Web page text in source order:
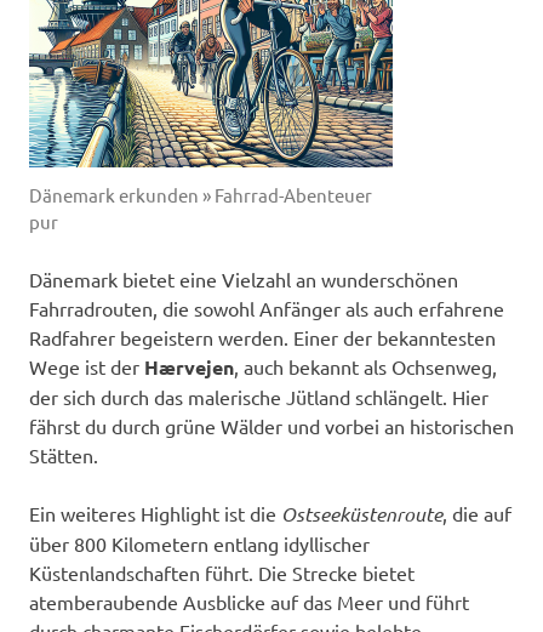
Dänemark erkunden » Fahrrad-Abenteuer
pur
Dänemark bietet eine Vielzahl an wunderschönen
Fahrradrouten, die sowohl Anfänger als auch erfahrene
Radfahrer begeistern werden. Einer der bekanntesten
Wege ist der Hærvejen, auch bekannt als Ochsenweg,
der sich durch das malerische Jütland schlängelt. Hier
fährst du durch grüne Wälder und vorbei an historischen
Stätten.
Ein weiteres Highlight ist die Ostseeküstenroute, die auf
über 800 Kilometern entlang idyllischer
Küstenlandschaften führt. Die Strecke bietet
atemberaubende Ausblicke auf das Meer und führt